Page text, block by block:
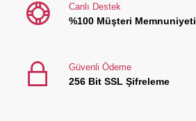
Canlı Destek
%100 Müşteri Memnuniyeti
Güvenli Ödeme
256 Bit SSL Şifreleme